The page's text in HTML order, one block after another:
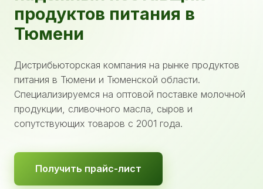
продуктов питания в
Тюмени
Дистрибьюторская компания на рынке продуктов
питания в Тюмени и Тюменской области.
Специализируемся на оптовой поставке молочной
продукции, сливочного масла, сыров и
сопутствующих товаров с 2001 года.
Получить прайс-лист